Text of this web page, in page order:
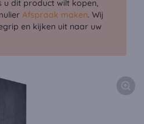
u dit product wilt kopen,
Afspraak maken. Wij
en kijken uit naar uw